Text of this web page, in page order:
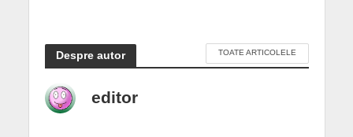
Despre autor TOATE ARTICOLELE
editor